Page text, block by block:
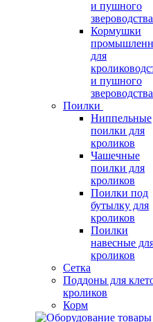
и пушного
звероводства
Кормушки
для
и пушного
звероводства
Поилки
Ниппельные
поилки для
кроликов
Чашечные
поилки для
кроликов
Поилки под
бутылку для
кроликов
Поилки
навесные
кроликов
Сетка
Поддоны для
кроликов
Корм